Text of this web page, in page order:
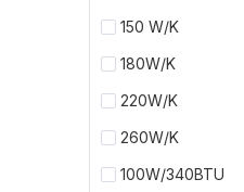
150 W/K
180W/K
220W/K
260W/K
100W/340BTU